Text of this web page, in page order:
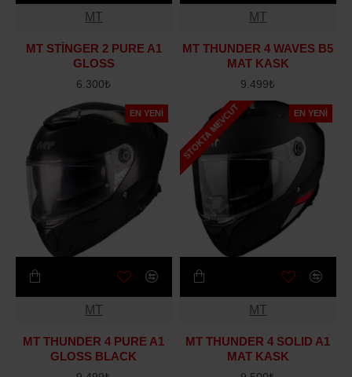
MT
MT STİNGER 2 PURE A1
GLOSS
6.300₺
MT
MT THUNDER 4 WAVES B5
MAT KASK
9.499₺
EN YENI
MT
MT THUNDER 4 PURE A1
GLOSS BLACK
EN YENI
STOKTA MEVCUT
MT
MT THUNDER 4 SOLID A1
MAT KASK